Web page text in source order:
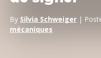
By Silvia Schweiger |
mécaniques